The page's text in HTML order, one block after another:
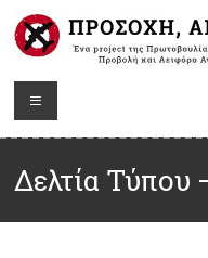
Δελτία Τύπου